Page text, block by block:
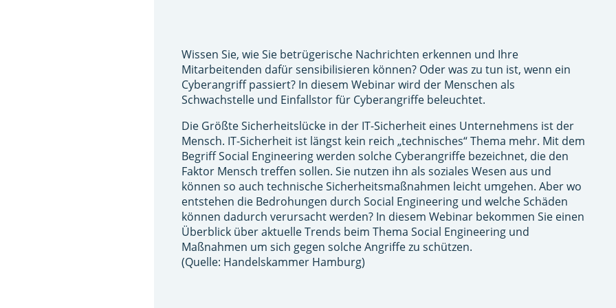
Wissen Sie, wie Sie betrügerische Nachrichten erkennen und Ihre
Mitarbeitenden dafür sensibilisieren können? Oder was zu tun ist, wenn ein
Cyberangriff passiert? In diesem Webinar wird der Menschen als
Schwachstelle und Einfallstor für Cyberangriffe beleuchtet.
Die Größte Sicherheitslücke in der IT-Sicherheit eines Unternehmens ist der
Mensch. IT-Sicherheit ist längst kein reich „technisches“ Thema mehr. Mit dem
Begriff Social Engineering werden solche Cyberangriffe bezeichnet, die den
Faktor Mensch treffen sollen. Sie nutzen ihn als soziales Wesen aus und
können so auch technische Sicherheitsmaßnahmen leicht umgehen. Aber wo
entstehen die Bedrohungen durch Social Engineering und welche Schäden
können dadurch verursacht werden? In diesem Webinar bekommen Sie einen
Überblick über aktuelle Trends beim Thema Social Engineering und
Maßnahmen um sich gegen solche Angriffe zu schützen.
(Quelle: Handelskammer Hamburg)